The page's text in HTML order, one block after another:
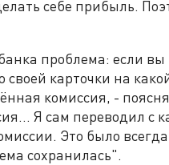
себе прибыль.
проблема: если вы
своей карточки на
комиссия, -
Я сам переводил с
Это было
сохранилась".